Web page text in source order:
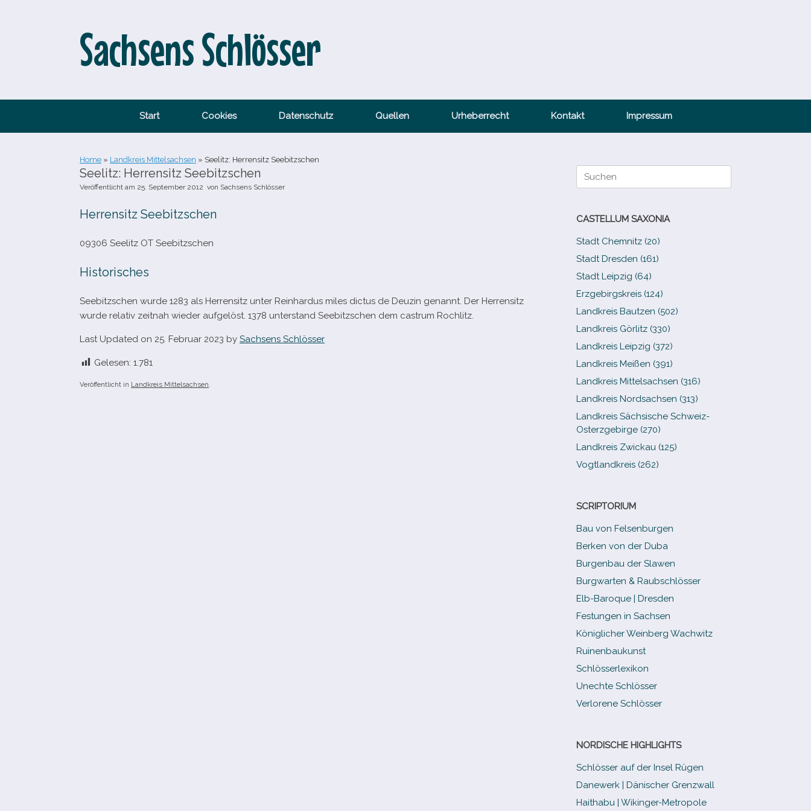
Sachsens Schlösser
Start Cookies Datenschutz Quellen Urheberrecht Kontakt Impressum
Home » Landkreis Mittelsachsen » Seelitz: Herrensitz Seebitzschen
Seelitz: Herrensitz Seebitzschen
Veröffentlicht am 25. September 2012 von Sachsens Schlösser
Herrensitz Seebitzschen
09306 Seelitz OT Seebitzschen
Historisches
Seebitzschen wurde 1283 als Herrensitz unter Reinhardus miles dic­tus de Deuzin genannt. Der Herrensitz
wurde rela­tiv zeit­nah wie­der auf­ge­löst. 1378 unter­stand Seebitzschen dem castrum Rochlitz.
Last Updated on 25. Februar 2023 by Sachsens Schlösser
Gelesen: 1.781
Veröffentlicht in Landkreis Mittelsachsen
Suche
nach:
CASTELLUM SAXONIA
Stadt Chemnitz (20)
Stadt Dresden (161)
Stadt Leipzig (64)
Erzgebirgskreis (124)
Landkreis Bautzen (502)
Landkreis Görlitz (330)
Landkreis Leipzig (372)
Landkreis Meißen (391)
Landkreis Mittelsachsen (316)
Landkreis Nordsachsen (313)
Landkreis Sächsische Schweiz-​
Osterzgebirge (270)
Landkreis Zwickau (125)
Vogtlandkreis (262)
SCRIPTORIUM
Bau von Felsenburgen
Berken von der Duba
Burgenbau der Slawen
Burgwarten & Raubschlösser
Elb-​Baroque | Dresden
Festungen in Sachsen
Königlicher Weinberg Wachwitz
Ruinenbaukunst
Schlösserlexikon
Unechte Schlösser
Verlorene Schlösser
NORDISCHE HIGHLIGHTS
Schlösser auf der Insel Rügen
Danewerk | Dänischer Grenzwall
Haithabu | Wikinger-Metropole